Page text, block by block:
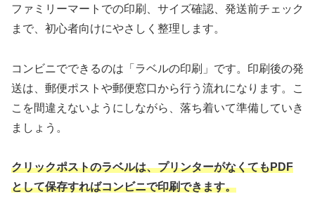
ファミリーマートでの印刷、サイズ確認、発送前チェック
まで、初心者向けにやさしく整理します。
コンビニでできるのは「ラベルの印刷」です。印刷後の発
送は、郵便ポストや郵便窓口から行う流れになります。こ
こを間違えないようにしながら、落ち着いて準備していき
ましょう。
クリックポストのラベルは、プリンターがなくてもPDF
として保存すればコンビニで印刷できます。